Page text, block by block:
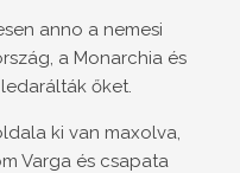
anno a nemesi
a Monarchia és
őket.
ki van maxolva,
Varga és csapata